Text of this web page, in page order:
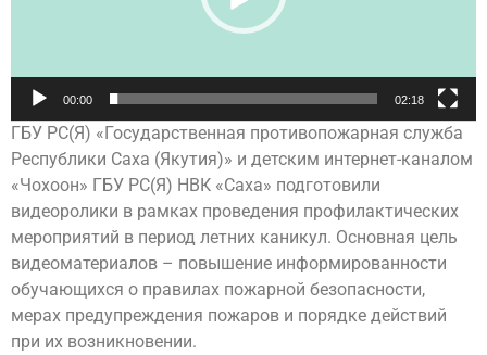
00:00 02:18
ГБУ РС(Я) «Государственная противопожарная служба
Республики Саха (Якутия)» и детским интернет-каналом
«Чохоон» ГБУ РС(Я) НВК «Саха» подготовили
видеоролики в рамках проведения профилактических
мероприятий в период летних каникул. Основная цель
видеоматериалов – повышение информированности
обучающихся о правилах пожарной безопасности,
мерах предупреждения пожаров и порядке действий
при их возникновении.